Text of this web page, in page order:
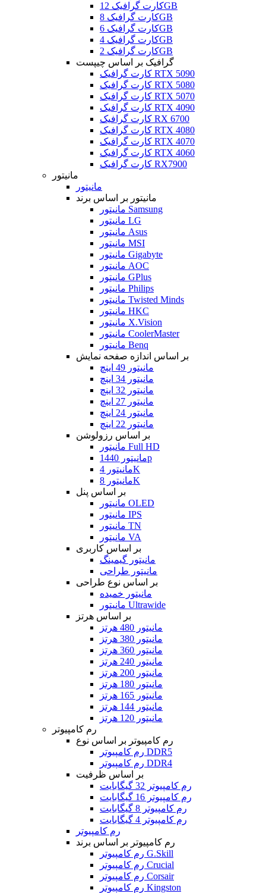
کارت گرافیک 12GB
کارت گرافیک 8GB
کارت گرافیک 6GB
کارت گرافیک 4GB
کارت گرافیک 2GB
گرافیک بر اساس چیپست
کارت گرافیک RTX 5090
کارت گرافیک RTX 5080
کارت گرافیک RTX 5070
کارت گرافیک RTX 4090
کارت گرافیک RX 6700
کارت گرافیک RTX 4080
کارت گرافیک RTX 4070
کارت گرافیک RTX 4060
کارت گرافیک RX7900
مانیتور
مانیتور
مانیتور بر اساس برند
مانیتور Samsung
مانیتور LG
مانیتور Asus
مانیتور MSI
مانیتور Gigabyte
مانیتور AOC
مانیتور GPlus
مانیتور Philips
مانیتور Twisted Minds
مانیتور HKC
مانیتور X.Vision
مانیتور CoolerMaster
مانیتور Benq
بر اساس اندازه صفحه نمایش
مانیتور 49 اینچ
مانیتور 34 اینچ
مانیتور 32 اینچ
مانیتور 27 اینچ
مانیتور 24 اینچ
مانیتور 22 اینچ
بر اساس رزولوشن
مانیتور Full HD
مانیتور 1440p
مانیتور 4K
مانیتور 8K
بر اساس پنل
مانیتور OLED
مانیتور IPS
مانیتور TN
مانیتور VA
بر اساس کاربری
مانیتور گیمینگ
مانیتور طراحی
بر اساس نوع طراحی
مانیتور خمیده
مانیتور Ultrawide
بر اساس هرتز
مانیتور 480 هرتز
مانیتور 380 هرتز
مانیتور 360 هرتز
مانیتور 240 هرتز
مانیتور 200 هرتز
مانیتور 180 هرتز
مانیتور 165 هرتز
مانیتور 144 هرتز
مانیتور 120 هرتز
رم کامپیوتر
رم کامپیوتر بر اساس نوع
رم کامپیوتر DDR5
رم کامپیوتر DDR4
بر اساس ظرفیت
رم کامپیوتر 32 گیگابایت
رم کامپیوتر 16 گیگابایت
رم کامپیوتر 8 گیگابایت
رم کامپیوتر 4 گیگابایت
رم کامپیوتر
رم کامپیوتر بر اساس برند
رم کامپیوتر G.Skill
رم کامپیوتر Crucial
رم کامپیوتر Corsair
رم کامپیوتر Kingston